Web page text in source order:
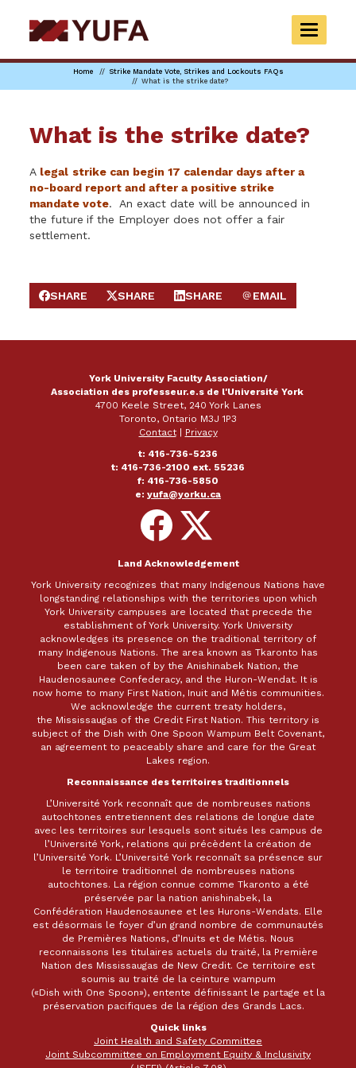
to
main
TOGGLE
Home
Strike Mandate Vote, Strikes and Lockouts FAQs
What is the strike date?
What is the strike date?
A legal strike can begin 17 calendar days after a
no-board report and after a positive strike
mandate vote. An exact date will be announced in
the future if the Employer does not offer a fair
settlement.
SHARE ON FACEBOOK
SHARE
SHARE ON X
SHARE
SHARE ON LINKEDIN
SHARE
SEND EMAIL
EMAIL
York University Faculty Association/
Association des professeur.e.s de l'Université York
4700 Keele Street, 240 York Lanes
Toronto, Ontario M3J 1P3
Contact|
Privacy
t: 416-736-5236
t: 416-736-2100 ext. 55236
f: 416-736-5850
e: yufa@yorku.ca
Follow
on
Facebook
Follow
on
X
Land Acknowledgement
York University recognizes that many Indigenous Nations have
longstanding relationships with the territories upon which
York University campuses are located that precede the
establishment of York University. York University
acknowledges its presence on the traditional territory of
many Indigenous Nations. The area known as Tkaronto has
been care taken of by the Anishinabek Nation, the
Haudenosaunee Confederacy, and the Huron-Wendat. It is
now home to many First Nation, Inuit and Métis communities.
We acknowledge the current treaty holders,
the Mississaugas of the Credit First Nation. This territory is
subject of the Dish with One Spoon Wampum Belt Covenant,
an agreement to peaceably share and care for the Great
Lakes region.
Reconnaissance des territoires traditionnels
L’Université York reconnaît que de nombreuses nations
autochtones entretiennent des relations de longue date
avec les territoires sur lesquels sont situés les campus de
l’Université York, relations qui précèdent la création de
l’Université York. L’Université York reconnaît sa présence sur
le territoire traditionnel de nombreuses nations
autochtones. La région connue comme Tkaronto a été
préservée par la nation anishinabek, la
Confédération Haudenosaunee et les Hurons-Wendats. Elle
est désormais le foyer d’un grand nombre de communautés
de Premières Nations, d’Inuits et de Métis. Nous
reconnaissons les titulaires actuels du traité, la Première
Nation des Mississaugas de New Credit. Ce territoire est
soumis au traité de la ceinture wampum
(«Dish with One Spoon»), entente définissant le partage et la
préservation pacifiques de la région des Grands Lacs.
Quick links
Joint Health and Safety Committee
Joint Subcommittee on Employment Equity & Inclusivity